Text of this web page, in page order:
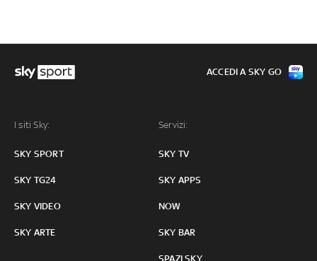
I siti Sky:
SKY SPORT
SKY TG24
SKY VIDEO
SKY ARTE
Servizi:
SKY TV
SKY APPS
NOW
SKY BAR
SPAZI SKY
ACCEDI A SKY GO